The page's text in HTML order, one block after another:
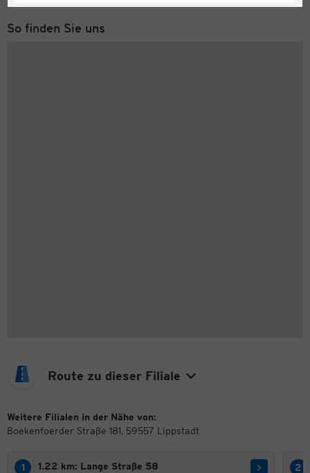
So finden Sie uns
Route zu dieser Filiale
Weitere Filialen in der Nähe von:
Boekenfoerder Straße 181, 59557 Lippstadt
1.22 km: Lange Straße 58